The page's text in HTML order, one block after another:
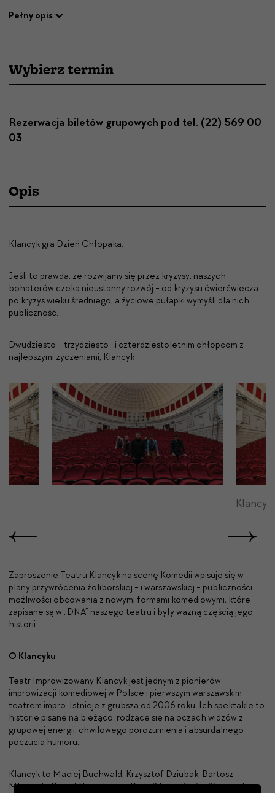
Pełny opis
Wybierz termin
Rezerwacja biletów grupowych pod tel. (22) 569 00
03
Opis
Klancyk gra Dzień Chłopaka.
Jeśli to prawda, że rozwijamy się przez kryzysy, naszych
bohaterów czeka nieustanny rozwój - od kryzysu ćwierćwiecza
po kryzys wieku średniego, a życiowe pułapki wymyśli dla nich
publiczność.
Dwudziesto-, trzydziesto- i czterdziestoletnim chłopcom z
najlepszymi życzeniami, Klancyk
Klancyk
Zaproszenie Teatru Klancyk na scenę Komedii wpisuje się w
plany przywrócenia żoliborskiej - i warszawskiej - publiczności
możliwości obcowania z nowymi formami komediowymi, które
zapisane są w „DNA” naszego teatru i były ważną częścią jego
historii.
O Klancyku
Teatr Improwizowany Klancyk jest jednym z pionierów
improwizacji komediowej w Polsce i pierwszym warszawskim
teatrem impro. Istnieje z grubsza od 2006 roku. Ich spektakle to
historie pisane na bieżąco, rodzące się na oczach widzów z
grupowej energii, chwilowego porozumienia i absurdalnego
poczucia humoru.
Klancyk to Maciej Buchwald, Krzysztof Dziubak, Bartosz
Młynarski, Paweł Najgebauer, Piotr Sikora, Błażej Staryszak,